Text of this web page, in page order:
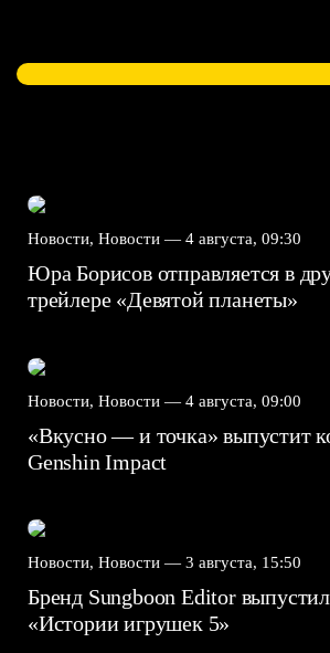
Новости, Новости — 4 августа, 09:30
Юра Борисов отправляется в
трейлере «Девятой планеты»
Новости, Новости — 4 августа, 09:00
«Вкусно — и точка» выпустит
Genshin Impact⁠⁠
Новости, Новости — 3 августа, 15:50
Бренд Sungboon Editor
«Истории игрушек 5»